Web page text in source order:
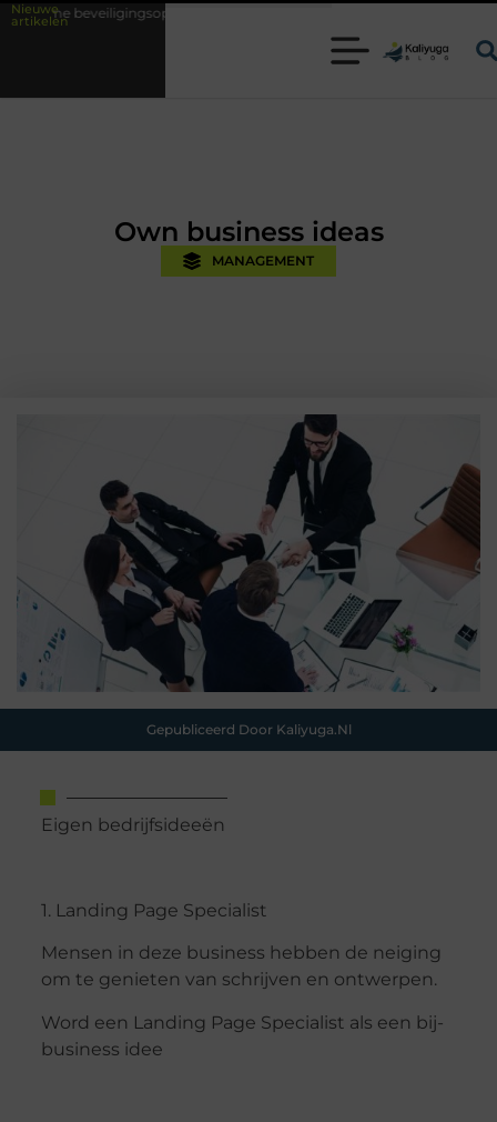
Nieuwe
artikelen met kennis uit de praktijk
Own business ideas
MANAGEMENT
Gepubliceerd Door Kaliyuga.nl
Eigen bedrijfsideeën
1. Landing Page Specialist
Mensen in deze business hebben de neiging
om te genieten van schrijven en ontwerpen.
Word een Landing Page Specialist als een bij-
business idee